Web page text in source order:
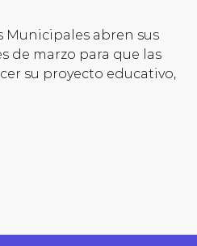
Municipales abren sus
de marzo para que las
su proyecto educativo,